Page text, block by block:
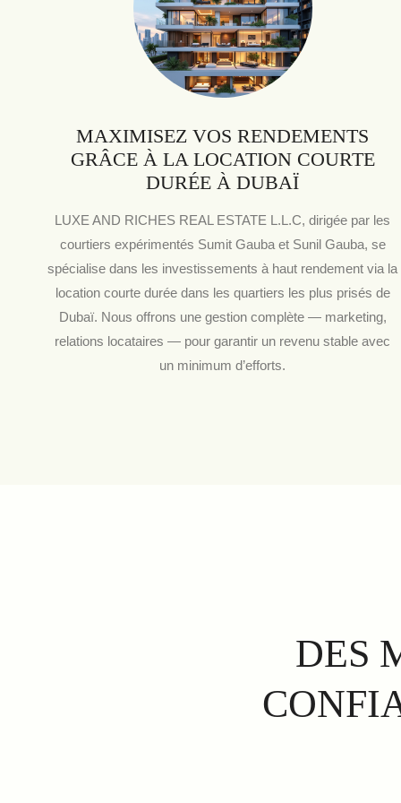
MAXIMISEZ VOS RENDEMENTS
GRÂCE À LA LOCATION COURTE
DURÉE À DUBAÏ
LUXE AND RICHES REAL ESTATE L.L.C, dirigée par les
courtiers expérimentés Sumit Gauba et Sunil Gauba, se
spécialise dans les investissements à haut rendement via la
location courte durée dans les quartiers les plus prisés de
Dubaï. Nous offrons une gestion complète — marketing,
relations locataires — pour garantir un revenu stable avec
un minimum d’efforts.
DES